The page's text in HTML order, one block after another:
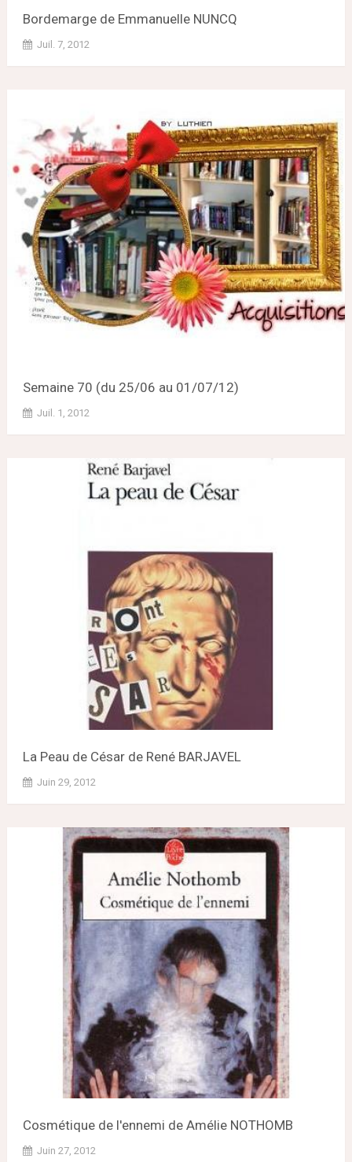
Bordemarge de Emmanuelle NUNCQ
Juil. 7, 2012
Semaine 70 (du 25/06 au 01/07/12)
Juil. 1, 2012
La Peau de César de René BARJAVEL
Juin 29, 2012
Cosmétique de l'ennemi de Amélie NOTHOMB
Juin 27, 2012